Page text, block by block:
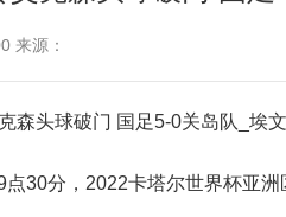
来源：
森头球破门 国足5-0关岛队_埃
30分，2022卡塔尔世界杯亚